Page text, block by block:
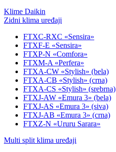
Klime Daikin
Zidni klima uređaji
FTXC-RXC «Sensira»
FTXF-E «Sensira»
FTXP-N «Comfora»
FTXM-A «Perfera»
FTXA-CW «Stylish» (bela)
FTXA-CB «Stylish» (crna)
FTXA-CS «Stylish» (srebrna)
FTXJ-AW «Emura 3» (bela)
FTXJ-AS «Emura 3» (siva)
FTXJ-AB «Emura 3» (crna)
FTXZ-N «Ururu Sarara»
Multi split klima uređaji